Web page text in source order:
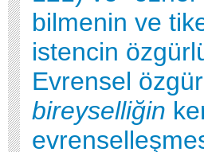
bilmenin ve
istencin
Evrensel
bireyselliğin